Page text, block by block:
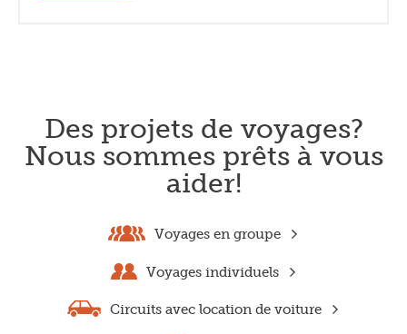
Des projets de voyages?
Nous sommes prêts à vous
aider!
Voyages en groupe
Voyages individuels
Circuits avec location de voiture